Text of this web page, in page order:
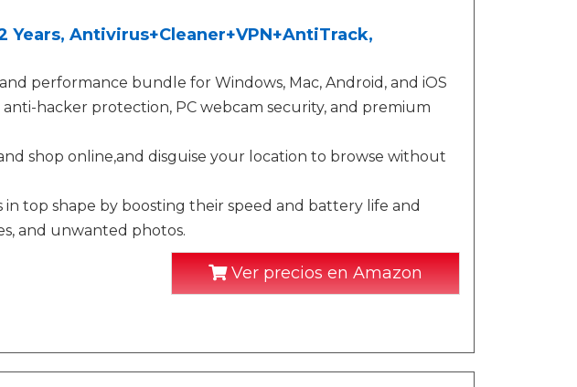
Antivirus+Cleaner+VPN+AntiTrack,
performance bundle for Windows, Mac, Android, and iOS
hacker protection, PC webcam security, and premium
shop online,and disguise your location to browse without
in top shape by boosting their speed and battery life and
and unwanted photos.
Ver precios en Amazon